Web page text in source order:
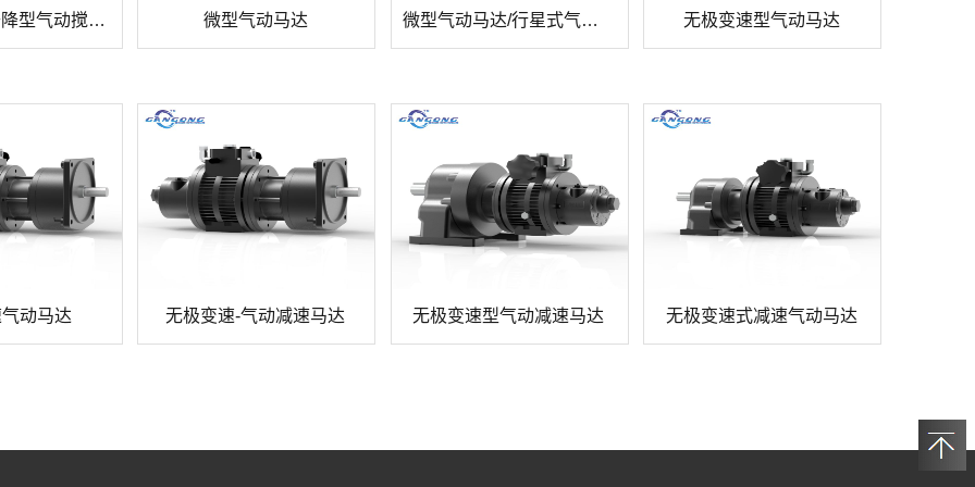
实验室手动升降型气动搅拌器 微型气动马达 微型气动马达/行星式气动马达 无极变速型气动马达
动马达 无极变速-气动减速马达 无极变速型气动减速马达 无极变速式减速气动马达